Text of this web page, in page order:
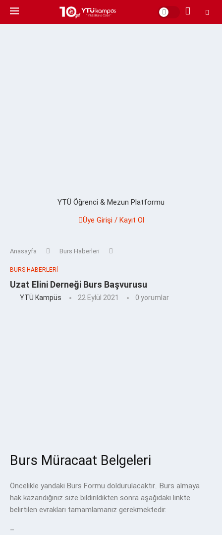
YTÜ Öğrenci & Mezun Platformu
Üye Girişi / Kayıt Ol
Anasayfa Burs Haberleri
BURS HABERLERI
Uzat Elini Derneği Burs Başvurusu
YTÜ Kampüs 22 Eylül 2021 0 yorumlar
Burs Müracaat Belgeleri
Öncelikle yandaki Burs Formu doldurulacaktır.. Burs almaya
hak kazandığınız size bildirildikten sonra aşağıdaki linkte
belirtilen evrakları tamamlamanız gerekmektedir.
–